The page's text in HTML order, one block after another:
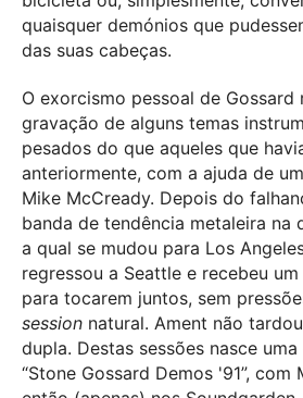
quaisquer demónios que
das suas cabeças.
O exorcismo pessoal de Gossard
gravação de alguns temas
pesados do que aqueles que
anteriormente, com a ajuda de
Mike McCready. Depois do
banda de tendência metaleira na
a qual se mudou para Los
regressou a Seattle e recebeu
para tocarem juntos, sem
session natural. Ament não
dupla. Destas sessões nasce
“Stone Gossard Demos '91”, com